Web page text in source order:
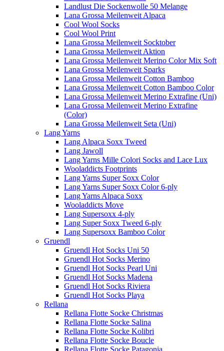
Landlust Die Sockenwolle 50 Melange
Lana Grossa Meilenweit Alpaca
Cool Wool Socks
Cool Wool Print
Lana Grossa Meilenweit Socktober
Lana Grossa Meilenweit Aktion
Lana Grossa Meilenweit Merino Color Mix Soft
Lana Grossa Meilenweit Sparks
Lana Grossa Meilenweit Cotton Bamboo
Lana Grossa Meilenweit Cotton Bamboo Color
Lana Grossa Meilenweit Merino Extrafine (Uni)
Lana Grossa Meilenweit Merino Extrafine
(Color)
Lana Grossa Meilenweit Seta (Uni)
Lang Yarns
Lang Alpaca Soxx Tweed
Lang Jawoll
Lang Yarns Mille Colori Socks and Lace Lux
Wooladdicts Footprints
Lang Yarns Super Soxx Color
Lang Yarns Super Soxx Color 6-ply
Lang Yarns Alpaca Soxx
Wooladdicts Move
Lang Supersoxx 4-ply
Lang Super Soxx Tweed 6-ply
Lang Supersoxx Bamboo Color
Gruendl
Gruendl Hot Socks Uni 50
Gruendl Hot Socks Merino
Gruendl Hot Socks Pearl Uni
Gruendl Hot Socks Madena
Gruendl Hot Socks Riviera
Gruendl Hot Socks Playa
Rellana
Rellana Flotte Socke Christmas
Rellana Flotte Socke Salina
Rellana Flotte Socke Kolibri
Rellana Flotte Socke Boucle
Rellana Flotte Socke Patagonia